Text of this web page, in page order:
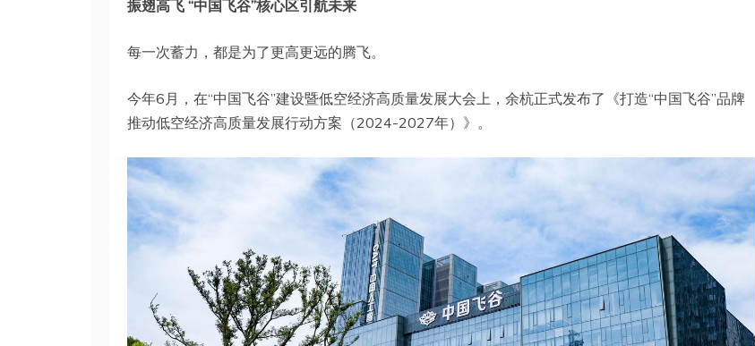
振翅高飞 “中国飞谷”核心区引航未来
每一次蓄力，都是为了更高更远的腾飞。
今年6月，在“中国飞谷”建设暨低空经济高质量发展大会上，余杭正式发布了《打造“中国飞谷”品牌
推动低空经济高质量发展行动方案（2024-2027年）》。